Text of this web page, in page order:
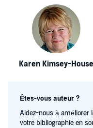
Karen Kimsey-House
Êtes-vous auteur ?
Aidez-nous à améliorer
votre bibliographie en